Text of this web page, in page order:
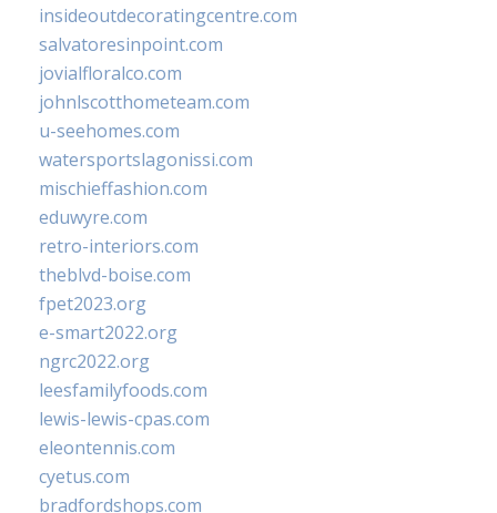
insideoutdecoratingcentre.com
salvatoresinpoint.com
jovialfloralco.com
johnlscotthometeam.com
u-seehomes.com
watersportslagonissi.com
mischieffashion.com
eduwyre.com
retro-interiors.com
theblvd-boise.com
fpet2023.org
e-smart2022.org
ngrc2022.org
leesfamilyfoods.com
lewis-lewis-cpas.com
eleontennis.com
cyetus.com
bradfordshops.com